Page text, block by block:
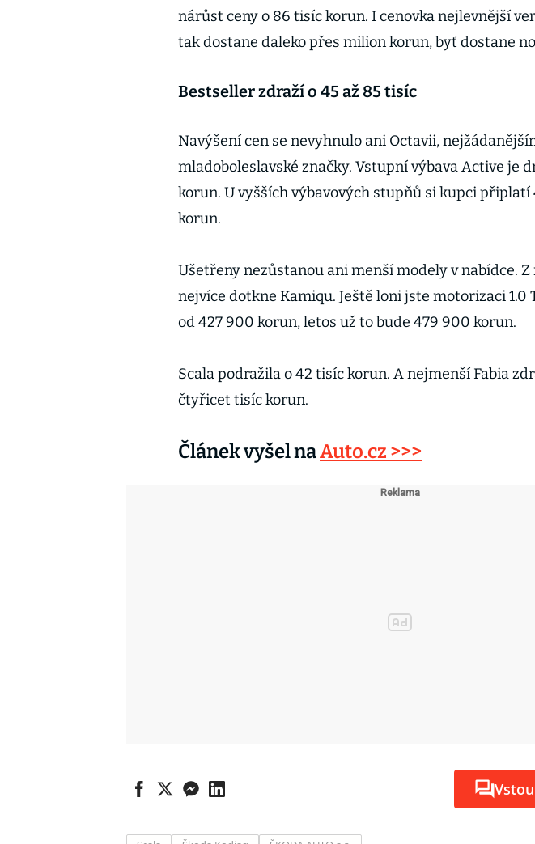
nárůst ceny o 86 tisíc korun. I cenovka nejlevnější
tak dostane daleko přes milion korun, byť dostane
Bestseller zdraží o 45 až 85 tisíc
Navýšení cen se nevyhnulo ani Octavii,
mladoboleslavské značky. Vstupní výbava Active je
korun. U vyšších výbavových stupňů si kupci připlatí
korun.
Ušetřeny nezůstanou ani menší modely v nabídce. Z
nejvíce dotkne Kamiqu. Ještě loni jste motorizaci 1.0
od 427 900 korun, letos už to bude 479 900 korun.
Scala podražila o 42 tisíc korun. A nejmenší Fabia
čtyřicet tisíc korun.
Článek vyšel naAuto.cz >>>